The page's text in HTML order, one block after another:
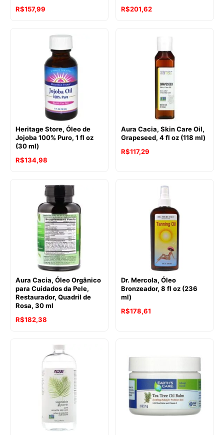
R$157,99
R$201,62
Heritage Store, Óleo de
Jojoba 100% Puro, 1 fl oz
(30 ml)
R$134,98
Aura Cacia, Skin Care Oil,
Grapeseed, 4 fl oz (118 ml)
R$117,29
Aura Cacia, Óleo Orgânico
para Cuidados da Pele,
Restaurador, Quadril de
Rosa, 30 ml
R$182,38
Dr. Mercola, Óleo
Bronzeador, 8 fl oz (236
ml)
R$178,61